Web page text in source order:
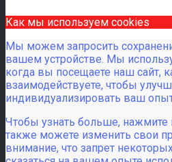
Как мы используем cookies
Мы можем запросить
вашем устройстве. Мы
когда вы посещаете наш сайт,
взаимодействуете, чтобы
индивидуализировать ваш
Чтобы узнать больше, нажмите
также можете изменить свои
внимание, что запрет